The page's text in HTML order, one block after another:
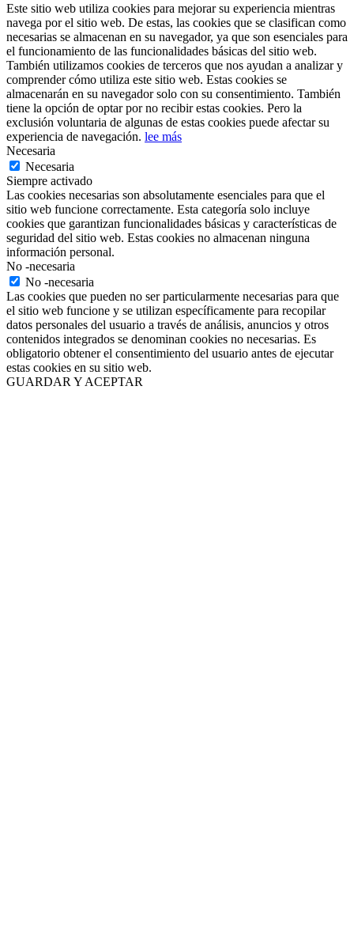
Este sitio web utiliza cookies para mejorar su experiencia mientras
navega por el sitio web. De estas, las cookies que se clasifican como
necesarias se almacenan en su navegador, ya que son esenciales para
el funcionamiento de las funcionalidades básicas del sitio web.
También utilizamos cookies de terceros que nos ayudan a analizar y
comprender cómo utiliza este sitio web. Estas cookies se
almacenarán en su navegador solo con su consentimiento. También
tiene la opción de optar por no recibir estas cookies. Pero la
exclusión voluntaria de algunas de estas cookies puede afectar su
experiencia de navegación. lee más
Necesaria
Necesaria
Siempre activado
Las cookies necesarias son absolutamente esenciales para que el
sitio web funcione correctamente. Esta categoría solo incluye
cookies que garantizan funcionalidades básicas y características de
seguridad del sitio web. Estas cookies no almacenan ninguna
información personal.
No -necesaria
No -necesaria
Las cookies que pueden no ser particularmente necesarias para que
el sitio web funcione y se utilizan específicamente para recopilar
datos personales del usuario a través de análisis, anuncios y otros
contenidos integrados se denominan cookies no necesarias. Es
obligatorio obtener el consentimiento del usuario antes de ejecutar
estas cookies en su sitio web.
GUARDAR Y ACEPTAR